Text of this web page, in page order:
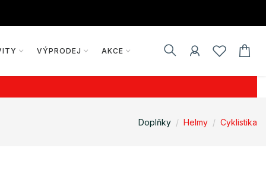
VÝPRODEJ AKCE
Doplňky Helmy Cyklistika